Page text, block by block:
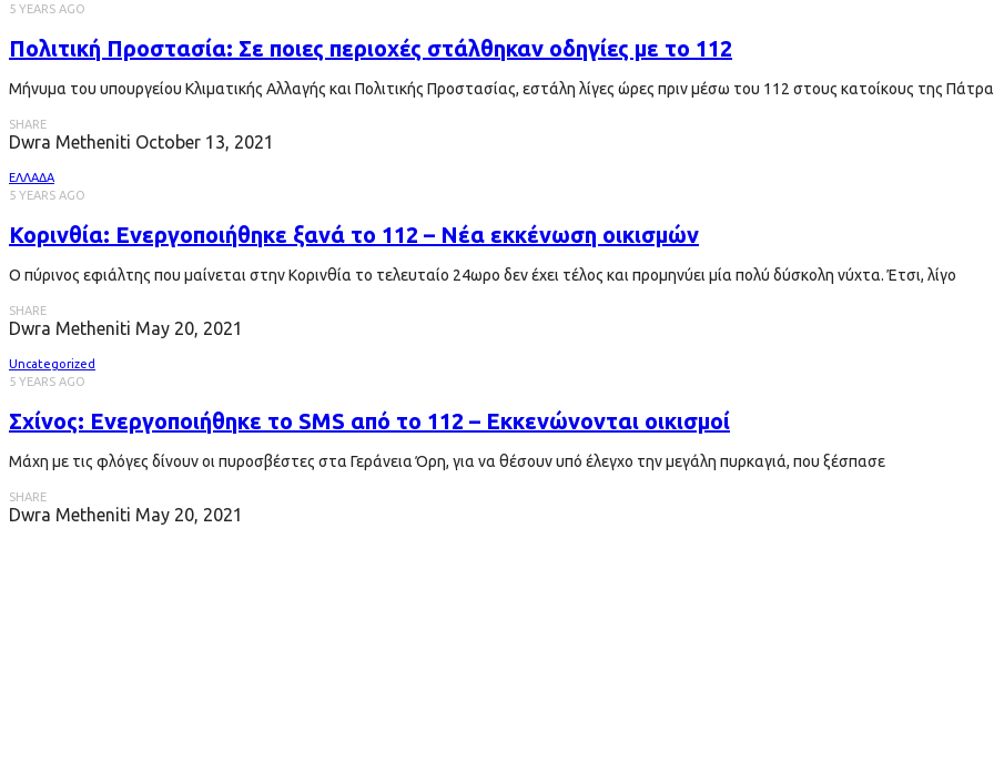
5 YEARS AGO
Πολιτική Προστασία: Σε ποιες περιοχές στάλθηκαν οδηγίες με το 112
Μήνυμα του υπουργείου Κλιματικής Αλλαγής και Πολιτικής Προστασίας, εστάλη λίγες ώρες πριν μέσω του 112 στους κατοίκους της
SHARE
Dwra Metheniti October 13, 2021
ΕΛΛΑΔΑ
5 YEARS AGO
Κορινθία: Ενεργοποιήθηκε ξανά το 112 – Νέα εκκένωση οικισμών
Ο πύρινος εφιάλτης που μαίνεται στην Κορινθία το τελευταίο 24ωρο δεν έχει τέλος και προμηνύει μία πολύ δύσκολη νύχτα. Έτσι, λίγο
SHARE
Dwra Metheniti May 20, 2021
Uncategorized
5 YEARS AGO
Σχίνος: Ενεργοποιήθηκε το SMS από το 112 – Εκκενώνονται οικισμοί
Μάχη με τις φλόγες δίνουν οι πυροσβέστες στα Γεράνεια Όρη, για να θέσουν υπό έλεγχο την μεγάλη πυρκαγιά, που ξέσπασε
SHARE
Dwra Metheniti May 20, 2021